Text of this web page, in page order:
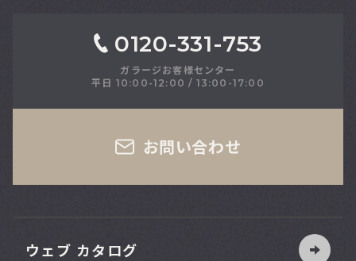
0120-331-753
ガラージお客様センター
平日 10:00-12:00 / 13:00-17:00
お問い合わせ
ウェブ カタログ